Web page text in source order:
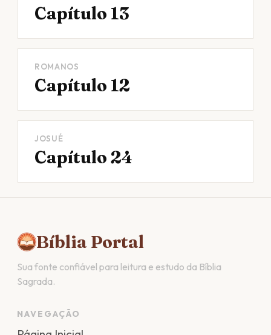
Capítulo 13
ROMANOS
Capítulo 12
JOSUÉ
Capítulo 24
Bíblia Portal
Sua fonte confiável para leitura e estudo da Bíblia
Sagrada.
NAVEGAÇÃO